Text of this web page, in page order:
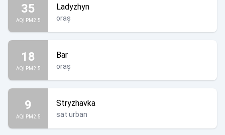
35
AQI PM2.5
Ladyzhyn
oraș
18
AQI PM2.5
Bar
oraș
9
AQI PM2.5
Stryzhavka
sat urban